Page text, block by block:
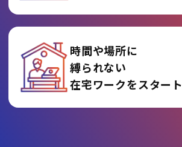
時間や場所に
縛られない
在宅ワークをスタート